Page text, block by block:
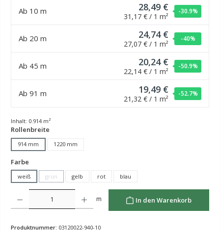
Ab 10 m 28,49 €
31,17 € / 1 m²
-30.9%
Ab 20 m 24,74 €
27,07 € / 1 m²
-40%
Ab 45 m 20,24 €
22,14 € / 1 m²
-50.9%
Ab 91 m 19,49 €
21,32 € / 1 m²
-52.7%
Inhalt: 0.914 m²
Rollenbreite
914 mm 1220 mm
Farbe
weiß grün
(Diese Option ist zurzeit nicht verfügbar.)
gelb rot blau
m In den Warenkorb
Produktnummer: 03120022-940-10